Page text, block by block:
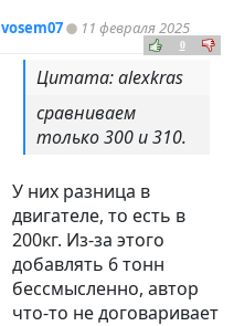
vosem07 11 февраля 2025
0
Цитата: alexkras
сравниваем
только 300 и 310.
У них разница в
двигателе, то есть в
200кг. Из-за этого
добавлять 6 тонн
бессмысленно, автор
что-то не договаривает